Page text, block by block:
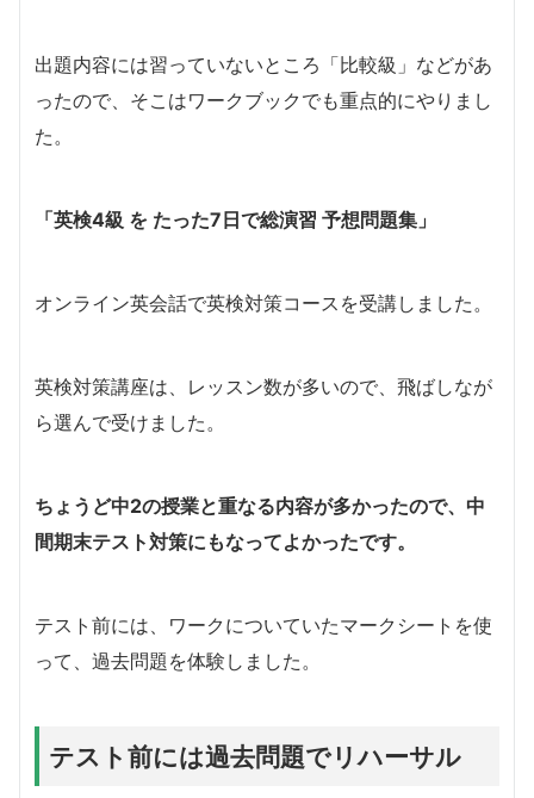
出題内容には習っていないところ「比較級」などがあ
ったので、そこはワークブックでも重点的にやりまし
た。
「英検4級 を たった7日で総演習 予想問題集」
オンライン英会話で英検対策コースを受講しました。
英検対策講座は、レッスン数が多いので、飛ばしなが
ら選んで受けました。
ちょうど中2の授業と重なる内容が多かったので、中
間期末テスト対策にもなってよかったです。
テスト前には、ワークについていたマークシートを使
って、過去問題を体験しました。
テスト前には過去問題でリハーサル